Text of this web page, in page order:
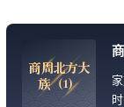
商周北方大
族（1）